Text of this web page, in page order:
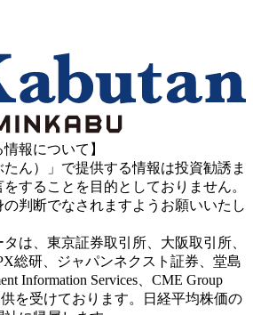
報について】
ん）」で提供する情報は投資勧誘ま
することを目的としておりません。
判断でなされますようお願いいたし
は、東京証券取引所、大阪取引所、
総研、ジャパンネクスト証券、堂島
Information Services、CME Group
を受けております。日経平均株価の